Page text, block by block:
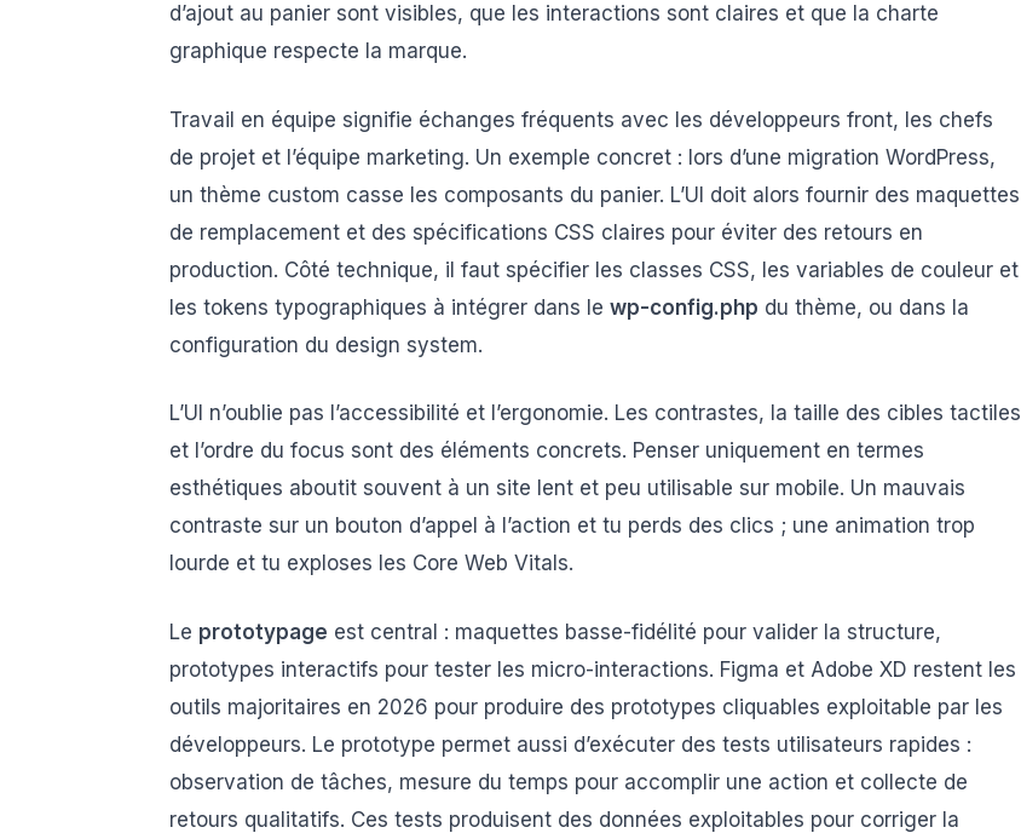
d’ajout au panier sont visibles, que les interactions sont claires et que la charte
graphique respecte la marque.
Travail en équipe signifie échanges fréquents avec les développeurs front, les chefs
de projet et l’équipe marketing. Un exemple concret : lors d’une migration WordPress,
un thème custom casse les composants du panier. L’UI doit alors fournir des maquettes
de remplacement et des spécifications CSS claires pour éviter des retours en
production. Côté technique, il faut spécifier les classes CSS, les variables de couleur et
les tokens typographiques à intégrer dans le wp-config.php du thème, ou dans la
configuration du design system.
L’UI n’oublie pas l’accessibilité et l’ergonomie. Les contrastes, la taille des cibles tactiles
et l’ordre du focus sont des éléments concrets. Penser uniquement en termes
esthétiques aboutit souvent à un site lent et peu utilisable sur mobile. Un mauvais
contraste sur un bouton d’appel à l’action et tu perds des clics ; une animation trop
lourde et tu exploses les Core Web Vitals.
Le prototypage est central : maquettes basse-fidélité pour valider la structure,
prototypes interactifs pour tester les micro-interactions. Figma et Adobe XD restent les
outils majoritaires en 2026 pour produire des prototypes cliquables exploitable par les
développeurs. Le prototype permet aussi d’exécuter des tests utilisateurs rapides :
observation de tâches, mesure du temps pour accomplir une action et collecte de
retours qualitatifs. Ces tests produisent des données exploitables pour corriger la